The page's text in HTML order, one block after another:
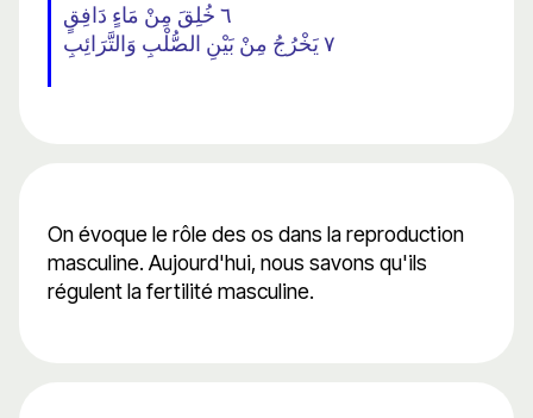
٦ خُلِقَ مِنْ مَاءٍ دَافِقٍ
٧ يَخْرُجُ مِنْ بَيْنِ الصُّلْبِ وَالتَّرَائِبِ
On évoque le rôle des os dans la reproduction
masculine. Aujourd'hui, nous savons qu'ils
régulent la fertilité masculine.